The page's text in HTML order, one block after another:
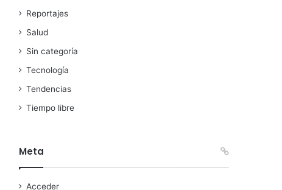
Reportajes
Salud
Sin categoría
Tecnología
Tendencias
Tiempo libre
Meta
Acceder